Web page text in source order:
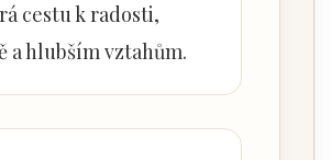
cestu k radosti,
a hlubším vztahům.